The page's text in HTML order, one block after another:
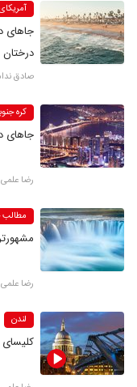
جاهای
صادق
کره
جاهای
رضا علمی
مطالب
رضا علمی
لندن